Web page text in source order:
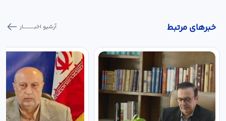
خبر‌های مرتبط آرشیو اخبـــــــــــار